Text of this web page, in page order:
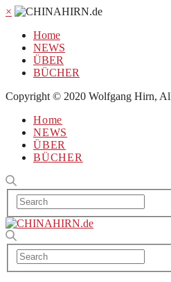
×
Home
NEWS
ÜBER
BÜCHER
Copyright © 2020 Wolfgang Hirn,
Home
NEWS
ÜBER
BÜCHER